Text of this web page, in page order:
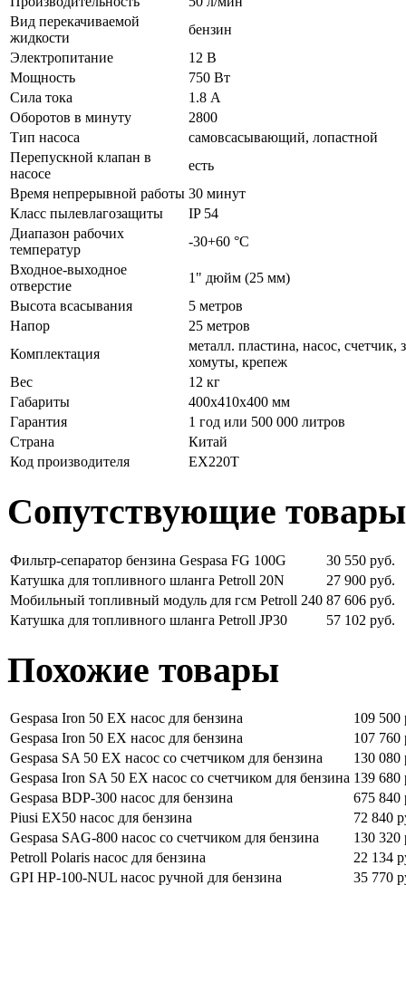
Вид перекачиваемой
жидкости
бензин
Электропитание
12 В
Мощность
750 Вт
Сила тока
1.8 А
Оборотов в минуту
2800
Тип насоса
самовсасывающий, лопастной
Перепускной клапан в
насосе
есть
Время непрерывной работы 30 минут
Класс пылевлагозащиты
IP 54
Диапазон рабочих
температур
-30+60 °С
Входное-выходное
отверстие
1" дюйм (25 мм)
Высота всасывания
5 метров
Напор
25 метров
Комплектация
металл. пластина, насос,
хомуты, крепеж
Вес
12 кг
Габариты
400х410х400 мм
Гарантия
1 год или 500 000 литров
Страна
Китай
Код производителя
EX220T
Сопутствующие товары
Фильтр-сепаратор бензина Gespasa FG 100G
30 550 руб.
Катушка для топливного шланга Petroll 20N
27 900 руб.
Мобильный топливный модуль для гсм Petroll 240 87 606 руб.
Катушка для топливного шланга Petroll JP30
57 102 руб.
Похожие товары
Gespasa Iron 50 EX насос для бензина
109 500
Gespasa Iron 50 EX насос для бензина
107 760
Gespasa SA 50 EX насос со счетчиком для бензина
130 080
Gespasa Iron SA 50 EX насос со счетчиком для бензина 139 680
Gespasa BDP-300 насос для бензина
675 840
Piusi EX50 насос для бензина
72 840
Gespasa SAG-800 насос со счетчиком для бензина
130 320
Petroll Polaris насос для бензина
22 134
GPI HP-100-NUL насос ручной для бензина
35 770